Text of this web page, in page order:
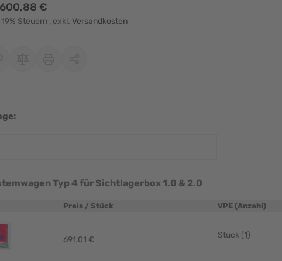
larger image
600,88 €
Steuern , exkl. Versandkosten
Typ 4 für Sichtlagerbox 1.0 & 2.0
Preis / Stück VPE (Anzahl)
691,01 € Stück (1)